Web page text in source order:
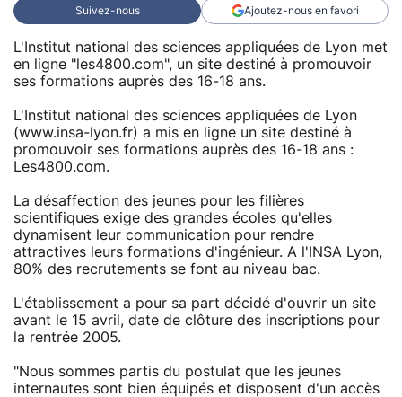
Suivez-nous Ajoutez-nous en favori
L'Institut national des sciences appliquées de Lyon met
en ligne "les4800.com", un site destiné à promouvoir
ses formations auprès des 16-18 ans.
L'Institut national des sciences appliquées de Lyon
(www.insa-lyon.fr) a mis en ligne un site destiné à
promouvoir ses formations auprès des 16-18 ans :
Les4800.com.
La désaffection des jeunes pour les filières
scientifiques exige des grandes écoles qu'elles
dynamisent leur communication pour rendre
attractives leurs formations d'ingénieur. A l'INSA Lyon,
80% des recrutements se font au niveau bac.
L'établissement a pour sa part décidé d'ouvrir un site
avant le 15 avril, date de clôture des inscriptions pour
la rentrée 2005.
"Nous sommes partis du postulat que les jeunes
internautes sont bien équipés et disposent d'un accès